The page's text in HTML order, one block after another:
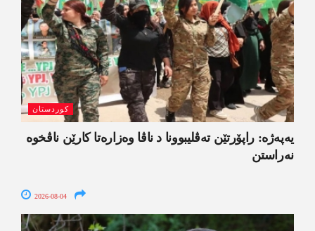
کوردستان
یەپەژە: راپۆرتێن تەڤلیبوونا د ناڤا وەزارەتا کارێن ناڤخوە
نەراستن
2026-08-04